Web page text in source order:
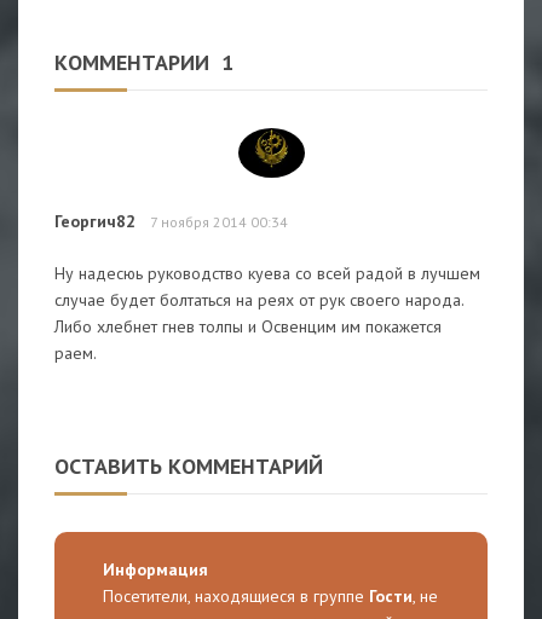
КОММЕНТАРИИ 1
Георгич82 7 ноября 2014 00:34
Ну надесюь руководство куева со всей радой в лучшем
случае будет болтаться на реях от рук своего народа.
Либо хлебнет гнев толпы и Освенцим им покажется
раем.
ОСТАВИТЬ КОММЕНТАРИЙ
Информация
Посетители, находящиеся в группе Гости, не